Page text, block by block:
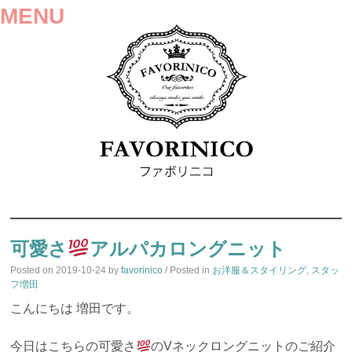
MENU
TO
CONTENT
可愛さ アルパカロングニット
Posted on2019-10-24 byfavorinico / Posted in お洋服＆スタイリング, スタッ
フ増田
こんにちは 増田です。
今日はこちらの可愛さ のVネックロングニットのご紹介